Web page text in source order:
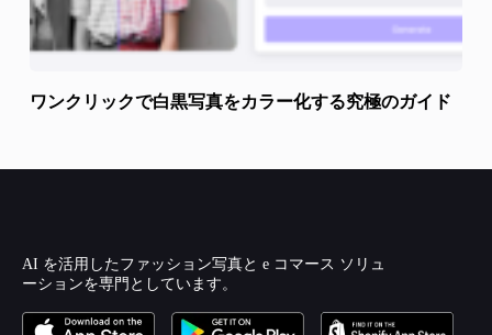
ワンクリックで白黒写真をカラー化する究極のガイド
AI を活用したファッション写真と e コマース ソリュ
ーションを専門としています。